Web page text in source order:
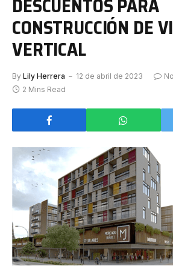
CONSTRUCCIÓN DE
VERTICAL
By Lily Herrera 12 de abril de 2023
2 Mins Read